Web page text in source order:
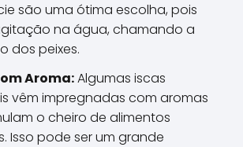
são uma ótima escolha, pois
na água, chamando a
dos peixes.
Aroma:Algumas iscas
vêm impregnadas com aromas
o cheiro de alimentos
Isso pode ser um grande